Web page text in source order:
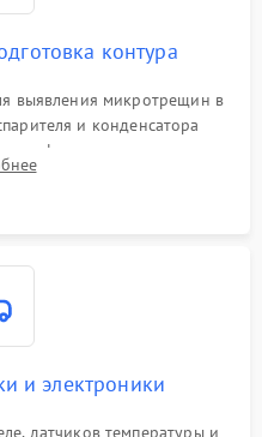
контура
выявления микротрещин в
и конденсатора
фильтра-осушителя и
для устранения засоров.
и электроники
датчиков температуры и